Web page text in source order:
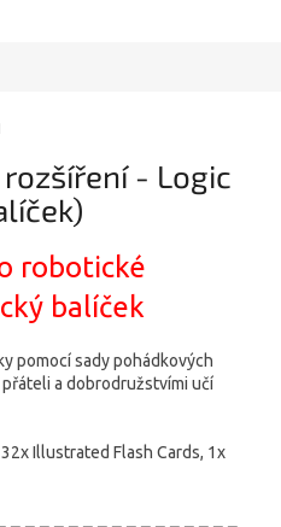
- Logic
robotické
balíček
pomocí sady pohádkových
a dobrodružstvími učí
Illustrated Flash Cards, 1x